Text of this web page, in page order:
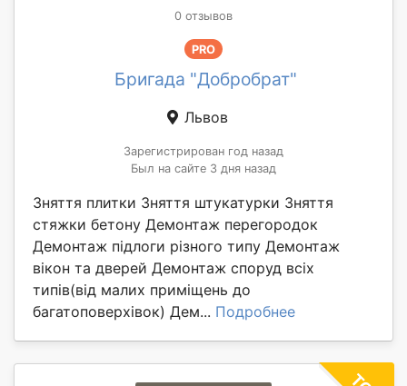
0 отзывов
PRO
Бригада "Добробрат"
Львов
Зарегистрирован год назад
Был на сайте 3 дня назад
Зняття плитки Зняття штукатурки Зняття
стяжки бетону Демонтаж перегородок
Демонтаж підлоги різного типу Демонтаж
вікон та дверей Демонтаж споруд всіх
типів(від малих приміщень до
багатоповерхівок) Дем... Подробнее